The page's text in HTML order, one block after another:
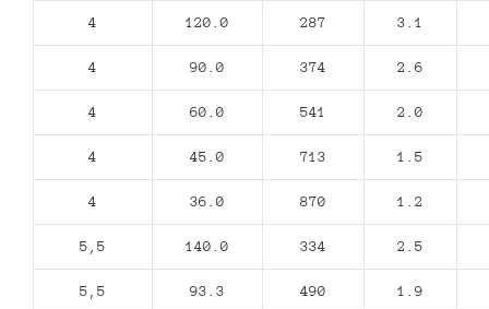
4 120.0 287 3.1
4 90.0 374 2.6
4 60.0 541 2.0
4 45.0 713 1.5
4 36.0 870 1.2
5,5 140.0 334 2.5
5,5 93.3 490 1.9